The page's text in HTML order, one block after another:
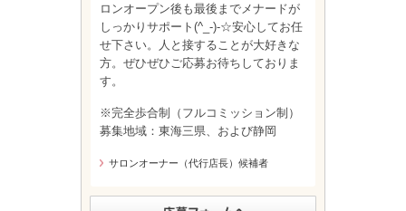
ロンオープン後も最後までメナードが
しっかりサポート(^_-)-☆安心してお任
せ下さい。人と接することが大好きな
方。ぜひぜひご応募お待ちしておりま
す。
※完全歩合制（フルコミッション制）
募集地域：東海三県、および静岡
サロンオーナー（代行店長）候補者